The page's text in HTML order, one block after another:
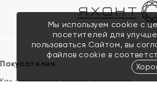
Покупателям
Как определить размер украшения
Мы используем cookie с
посетителей для
пользоваться Сайтом, вы
файлов cookie в